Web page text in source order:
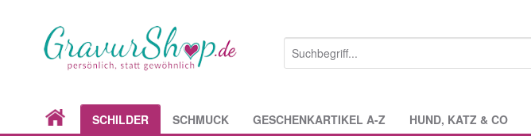
SCHILDER SCHMUCK GESCHENKARTIKEL A-Z HUND, KATZ & CO